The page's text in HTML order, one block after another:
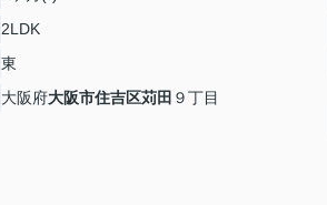
2LDK
東
大阪府大阪市住吉区苅田 ９丁目